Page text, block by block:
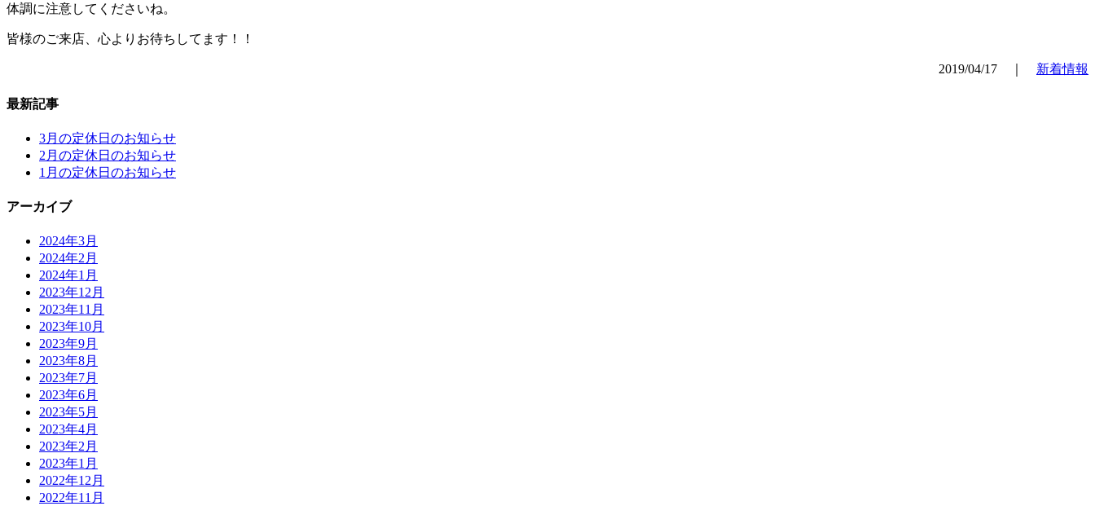
体調に注意してくださいね。
皆様のご来店、心よりお待ちしてます！！
2019/04/17 ｜ 新着情報
最新記事
3月の定休日のお知らせ
2月の定休日のお知らせ
1月の定休日のお知らせ
アーカイブ
2024年3月
2024年2月
2024年1月
2023年12月
2023年11月
2023年10月
2023年9月
2023年8月
2023年7月
2023年6月
2023年5月
2023年4月
2023年2月
2023年1月
2022年12月
2022年11月